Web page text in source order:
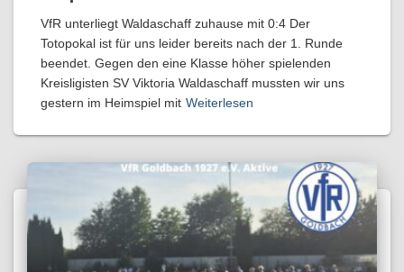
VfR unterliegt Waldaschaff zuhause mit 0:4​ Der
Totopokal ist für uns leider bereits nach der 1. Runde
beendet. Gegen den eine Klasse höher spielenden
Kreisligisten SV Viktoria Waldaschaff mussten wir uns
gestern im Heimspiel mit Weiterlesen